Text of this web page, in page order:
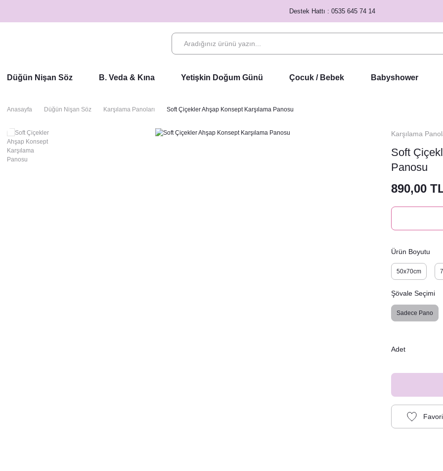
Destek Hattı : 0535 645 74 14
Düğün Nişan Söz B. Veda & Kına Yetişkin Doğum Günü Çocuk / Bebek Babyshower
Anasayfa Düğün Nişan Söz Karşılama Panoları Soft Çiçekler Ahşap Konsept Karşılama Panosu
Karşılama
Soft
Panosu
890,00
Ürün Boyutu
50x70cm
Şövale Seçimi
Sadece Pano
Adet